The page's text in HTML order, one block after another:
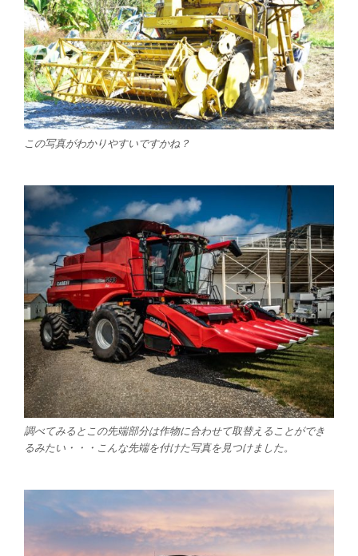
この写真がわかりやすいですかね？
調べてみるとこの先端部分は作物に合わせて取替えることができ
るみたい・・・こんな先端を付けた写真を見つけました。